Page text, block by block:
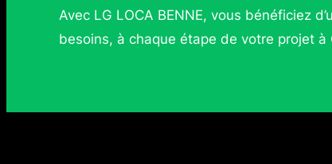
Avec LG LOCA BENNE, vous bénéficiez
besoins, à chaque étape de votre projet à